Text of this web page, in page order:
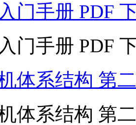
门手册 PDF
门手册 PDF
体系结构 第
体系结构 第